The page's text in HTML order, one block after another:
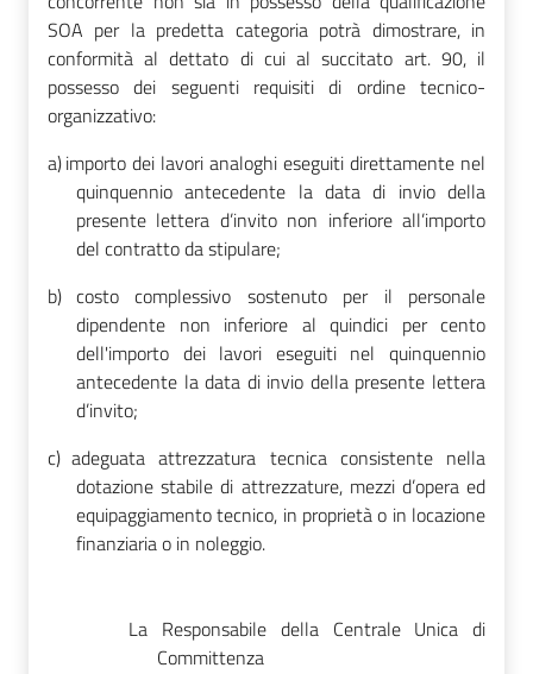
SOA per la predetta categoria potrà dimostrare, in
conformità al dettato di cui al succitato art. 90, il
possesso dei seguenti requisiti di ordine tecnico-
organizzativo:
a)importo dei lavori analoghi eseguiti direttamente nel
quinquennio antecedente la data di invio della
presente lettera d’invito non inferiore all’importo
del contratto da stipulare;
b) costo complessivo sostenuto per il personale
dipendente non inferiore al quindici per cento
dell'importo dei lavori eseguiti nel quinquennio
antecedente la data di invio della presente lettera
d’invito;
c) adeguata attrezzatura tecnica consistente nella
dotazione stabile di attrezzature, mezzi d’opera ed
equipaggiamento tecnico, in proprietà o in locazione
finanziaria o in noleggio.
La Responsabile della Centrale Unica di
Committenza